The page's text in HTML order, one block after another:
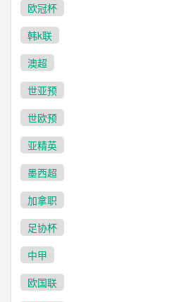
欧冠杯
韩k联
澳超
世亚预
世欧预
亚精英
墨西超
加拿职
足协杯
中甲
欧国联